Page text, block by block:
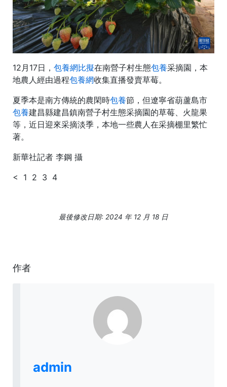
12月17日， 包養網比擬在南營子村生態包養采摘園，本
地農人經由過程包養網收集直播發賣草莓。
夏季本是南方傳統的農閑時包養節，但遼寧省葫蘆島市
包養建昌縣建昌鎮南營子村生態采摘園的草莓、火龍果
等，近日迎來采摘淡季，本地一些農人在采摘棚里繁忙
著。
新華社記者 李鋼 攝
< 1 2 3 4
最後修改日期: 2024 年 12 月 18 日
作者
admin